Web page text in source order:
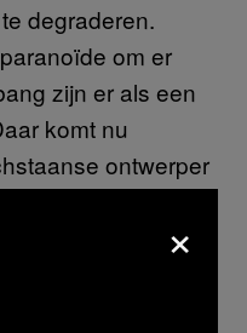
degraderen.
om er
zijn er als een
komt nu
ontwerper
Hopelijk
gebracht zodat
op je hoofd kunt
×